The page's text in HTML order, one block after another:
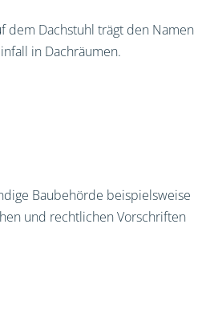
dem Dachstuhl trägt den Namen
in Dachräumen.
Baubehörde beispielsweise
und rechtlichen Vorschriften